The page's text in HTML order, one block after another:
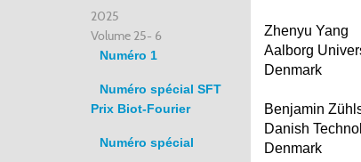
2025
Volume 25- 6
Numéro 1
Numéro spécial SFT
Prix Biot-Fourier
Numéro spécial
Zhenyu Yang
Aalborg
Denmark
Benjamin
Danish
Denmark